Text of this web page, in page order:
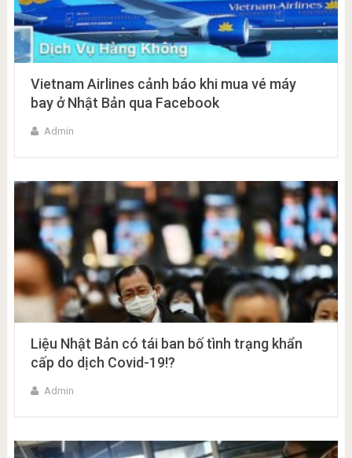
Vietnam Airlines cảnh báo khi mua vé máy
bay ở Nhật Bản qua Facebook
Admin
Liệu Nhật Bản có tái ban bố tình trạng khẩn
cấp do dịch Covid-19!?
Admin